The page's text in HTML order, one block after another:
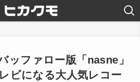
ッファロー版「nasne」
ビになる大人気レコー